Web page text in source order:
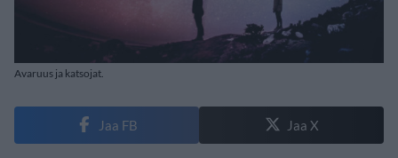
Avaruus ja katsojat.
Jaa FB Jaa X